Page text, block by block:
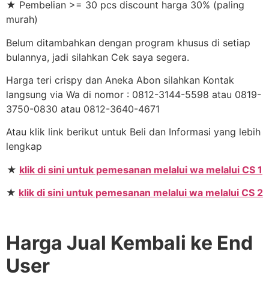
★ Pembelian >= 30 pcs discount harga 30% (paling
murah)
Belum ditambahkan dengan program khusus di setiap
bulannya, jadi silahkan Cek saya segera.
Harga teri crispy dan Aneka Abon silahkan Kontak
langsung via Wa di nomor : 0812-3144-5598 atau 0819-
3750-0830 atau 0812-3640-4671
Atau klik link berikut untuk Beli dan Informasi yang lebih
lengkap
★ klik di sini untuk pemesanan melalui wa melalui CS 1
★ klik di sini untuk pemesanan melalui wa melalui CS 2
Harga Jual Kembali ke End
User